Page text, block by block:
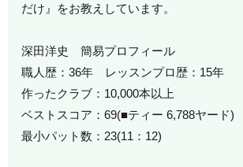
だけ』をお教えしています。
深田洋史 簡易プロフィール
職人歴：36年 レッスンプロ歴：15年
作ったクラブ：10,000本以上
ベストスコア：69(■ティー 6,788ヤード)
最小パット数：23(11：12)